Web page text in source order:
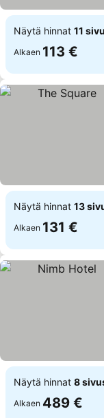
Näytä hinnat 11
Alkaen 113 €
Näytä hinnat 13
Alkaen 131 €
Näytä hinnat 8
Alkaen 489 €